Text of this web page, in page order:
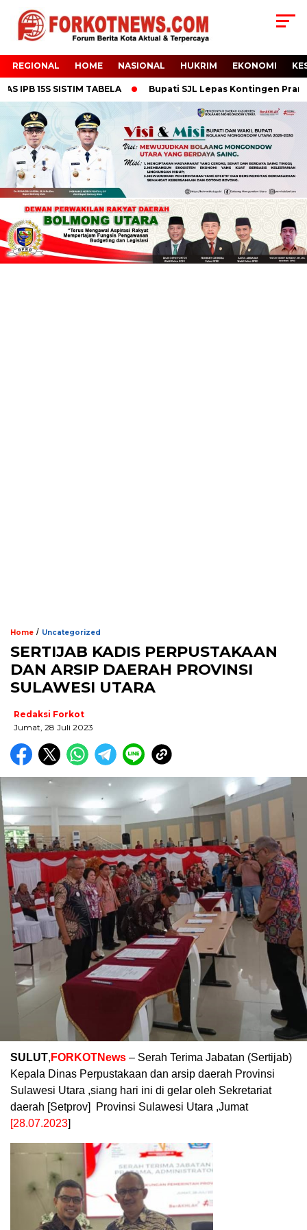
REGIONAL HOME NASIONAL HUKRIM EKONOMI
15S SISTIM TABELA Bupati SJL Lepas Kontingen
Home / Uncategorized
SERTIJAB KADIS PERPUSTAKAAN
DAN ARSIP DAERAH PROVINSI
SULAWESI UTARA
Redaksi Forkot
Jumat, 28 Juli 2023
SULUT, FORKOTNews – Serah Terima Jabatan (Sertijab)
Kepala Dinas Perpustakaan dan arsip daerah Provinsi
Sulawesi Utara ,siang hari ini di gelar oleh Sekretariat
daerah [Setprov] Provinsi Sulawesi Utara ,Jumat
[28.07.2023]